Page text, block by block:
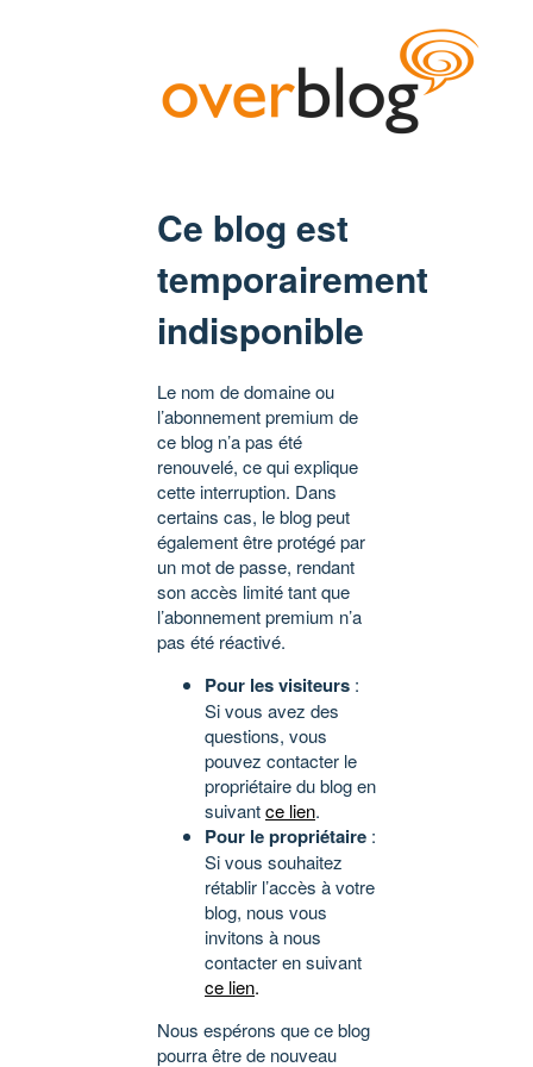
Ce blog est
temporairement
indisponible
Le nom de domaine ou
l’abonnement premium de
ce blog n’a pas été
renouvelé, ce qui explique
cette interruption. Dans
certains cas, le blog peut
également être protégé par
un mot de passe, rendant
son accès limité tant que
l’abonnement premium n’a
pas été réactivé.
Pour les visiteurs :
Si vous avez des
questions, vous
pouvez contacter le
propriétaire du blog en
suivantce lien.
Pour le propriétaire :
Si vous souhaitez
rétablir l’accès à votre
blog, nous vous
invitons à nous
contacter en suivant
ce lien.
Nous espérons que ce blog
pourra être de nouveau